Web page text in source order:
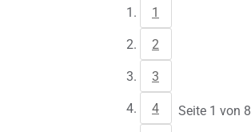
1
2
3
4 Seite 1 von 8